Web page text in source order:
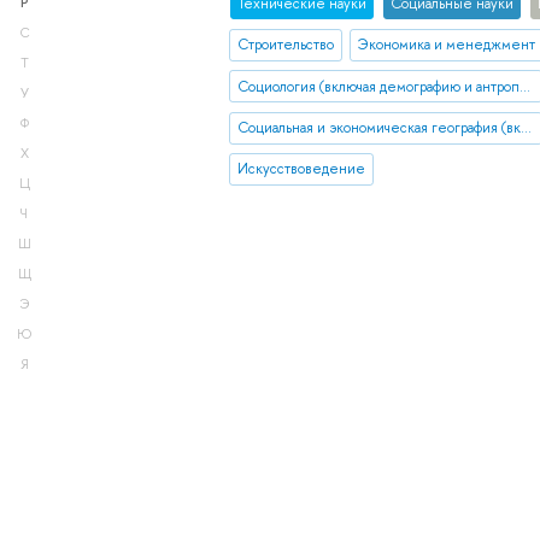
С
Т
У
Ф
Х
Ц
Ч
Ш
Щ
Э
Ю
Я
Строительство Экономика и менеджмент
Социология (включая демографию и антропологию)
Социальная и экономическая география (включая урбанистику и транспорт)
Искусствоведение